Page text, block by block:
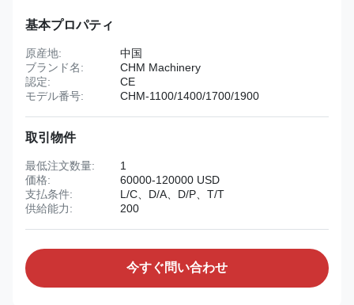
基本プロパティ
原産地:
中国
ブランド名:
CHM Machinery
認定:
CE
モデル番号:
CHM-1100/1400/1700/1900
取引物件
最低注文数量:
1
価格:
60000-120000 USD
支払条件:
L/C、D/A、D/P、T/T
供給能力:
200
今すぐ問い合わせ